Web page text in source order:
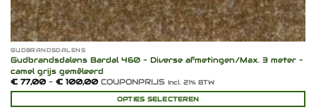
GUDBRANDSDALENS
Gudbrandsdalens Bardal 460 – Diverse afmetingen/Max. 3 meter –
camel grijs gemêleerd
€77,00 - €100,00Prijsklasse:
€ 77,00
tot
€ 100,00
COUPONPRIJS Incl. 21% BTW
OPTIES SELECTEREN